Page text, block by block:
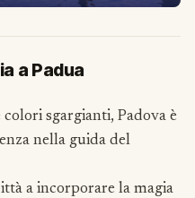
a Padua
sgargianti, Padova è
nella guida del
a incorporare la magia